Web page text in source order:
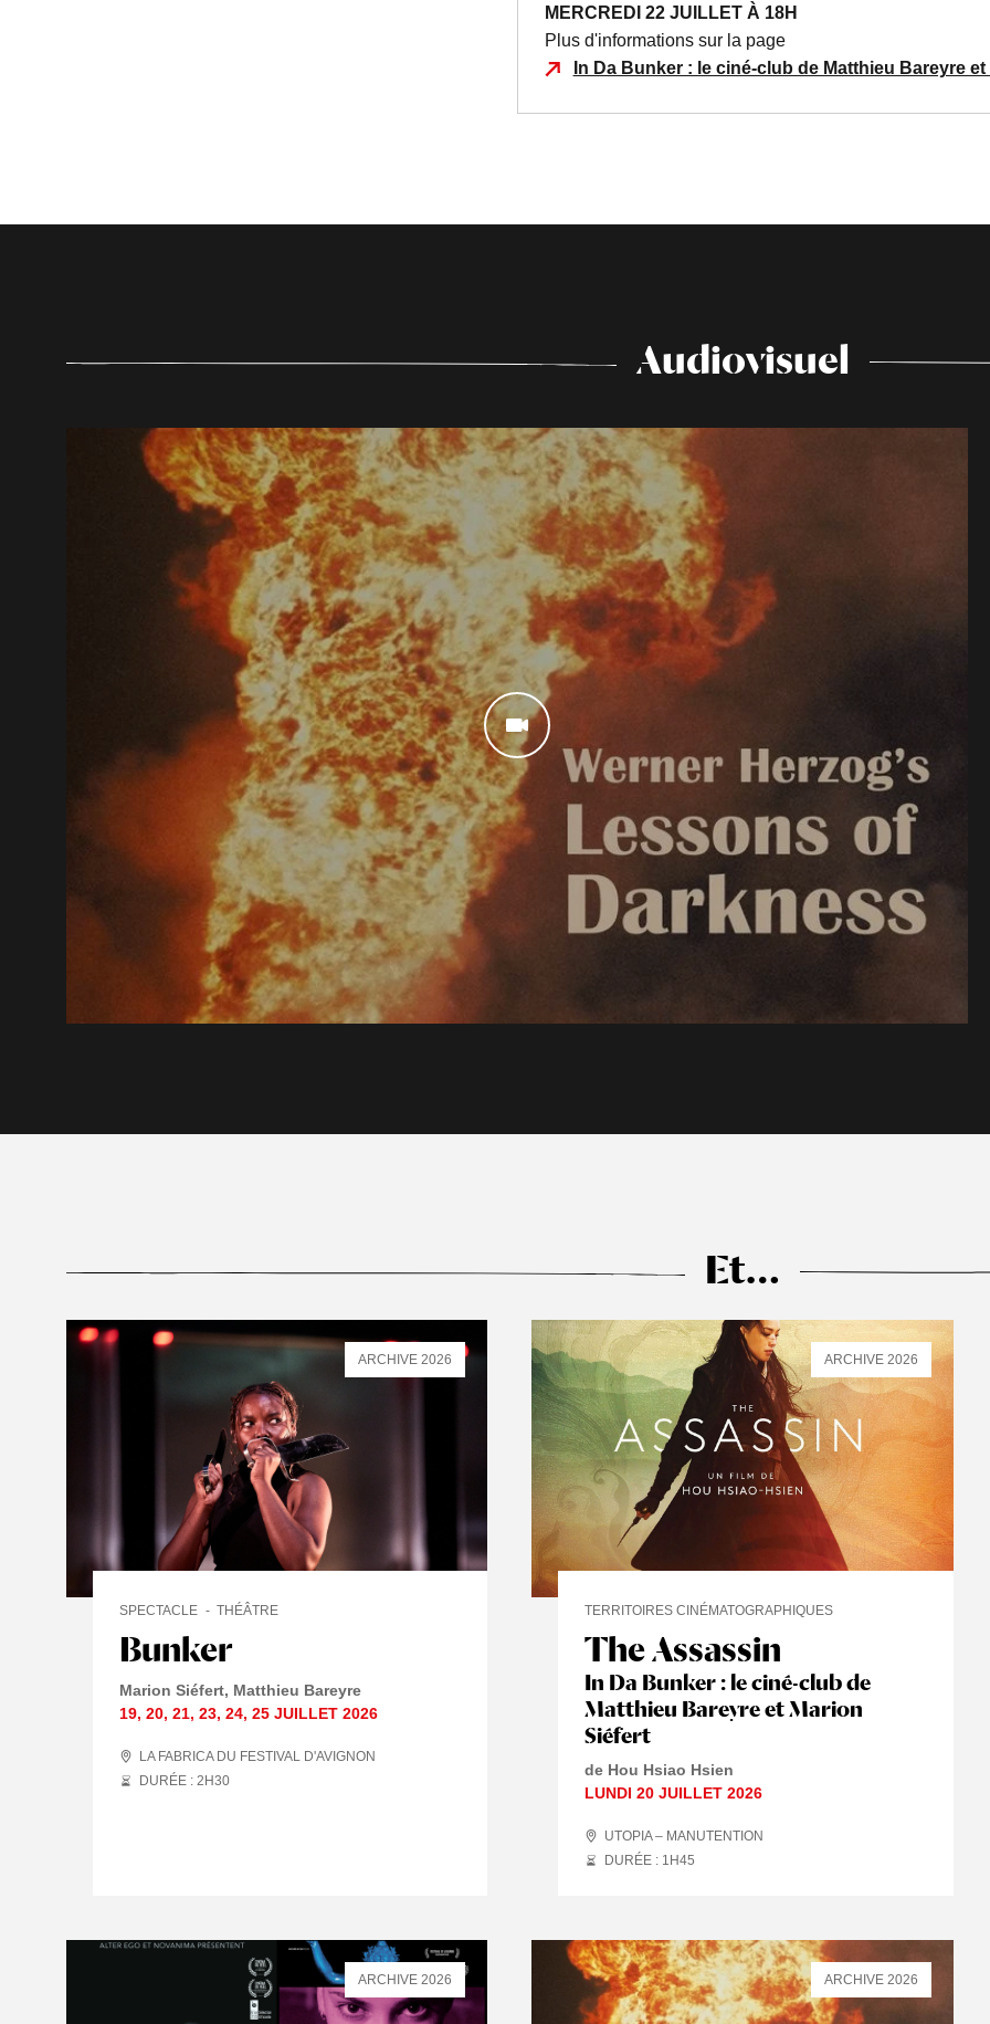
MERCREDI 22 JUILLET À 18H
Plus d'informations sur la page
In Da Bunker : le ciné-club de Matthieu Bareyre
Audiovisuel
Et…
Bunker
SPECTACLE THÉÂTRE
Marion Siéfert Matthieu Bareyre
19, 20, 21, 23, 24, 25 JUILLET 2026
LA FABRICA DU FESTIVAL D'AVIGNON
DURÉE : 2 H30
ARCHIVE 2026
The Assassin
In Da Bunker : le ciné-club de
Matthieu Bareyre et Marion
Siéfert
TERRITOIRES CINÉMATOGRAPHIQUES
de Hou Hsiao Hsien
LUNDI 20 JUILLET 2026
UTOPIA – MANUTENTION
DURÉE : 1 H45
ARCHIVE 2026
ARCHIVE 2026 ARCHIVE 2026